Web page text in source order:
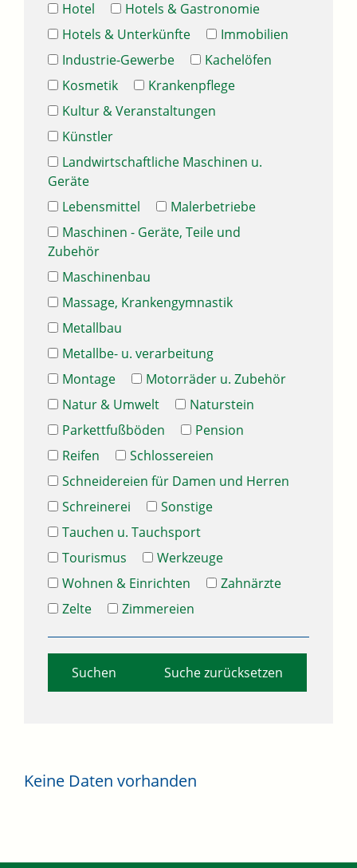
Hotel
Hotels & Gastronomie
Hotels & Unterkünfte
Immobilien
Industrie-Gewerbe
Kachelöfen
Kosmetik
Krankenpflege
Kultur & Veranstaltungen
Künstler
Landwirtschaftliche Maschinen u.
Geräte
Lebensmittel
Malerbetriebe
Maschinen - Geräte, Teile und
Zubehör
Maschinenbau
Massage, Krankengymnastik
Metallbau
Metallbe- u. verarbeitung
Montage
Motorräder u. Zubehör
Natur & Umwelt
Naturstein
Parkettfußböden
Pension
Reifen
Schlossereien
Schneidereien für Damen und Herren
Schreinerei
Sonstige
Tauchen u. Tauchsport
Tourismus
Werkzeuge
Wohnen & Einrichten
Zahnärzte
Zelte
Zimmereien
Suche zurücksetzen
Keine Daten vorhanden